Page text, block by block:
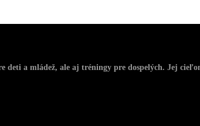
deti a mládež, ale aj tréningy pre dospelých. Jej